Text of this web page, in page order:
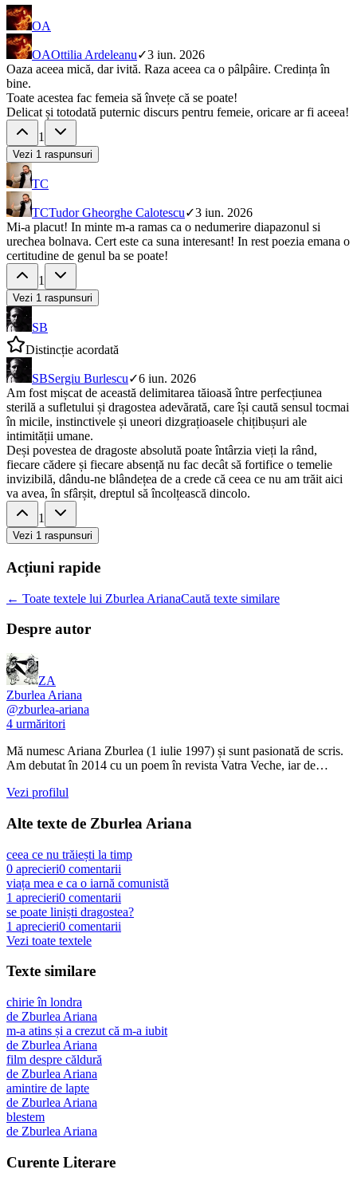
OA
OAOttilia Ardeleanu✓3 iun. 2026
Oaza aceea mică, dar ivită. Raza aceea ca o pâlpâire. Credința în
bine.
Toate acestea fac femeia să învețe că se poate!
Delicat și totodată puternic discurs pentru femeie, oricare ar fi aceea!
1
Vezi 1 raspunsuri
TC
TCTudor Gheorghe Calotescu✓3 iun. 2026
Mi-a placut! In minte m-a ramas ca o nedumerire diapazonul si
urechea bolnava. Cert este ca suna interesant! In rest poezia emana o
certitudine de genul ba se poate!
1
Vezi 1 raspunsuri
SB
Distincție acordată
SBSergiu Burlescu✓6 iun. 2026
Am fost mișcat de această delimitarea tăioasă între perfecțiunea
sterilă a sufletului și dragostea adevărată, care își caută sensul tocmai
în micile, instinctivele și uneori dizgrațioasele chițibușuri ale
intimității umane.
Deși povestea de dragoste absolută poate întârzia vieți la rând,
fiecare cădere și fiecare absență nu fac decât să fortifice o temelie
invizibilă, dându-ne blândețea de a crede că ceea ce nu am trăit aici
va avea, în sfârșit, dreptul să încolțească dincolo.
1
Vezi 1 raspunsuri
Acțiuni rapide
← Toate textele lui Zburlea ArianaCaută texte similare
Despre autor
ZA
Zburlea Ariana
@zburlea-ariana
4 urmăritori
Mă numesc Ariana Zburlea (1 iulie 1997) și sunt pasionată de scris.
Am debutat în 2014 cu un poem în revista Vatra Veche, iar de…
Vezi profilul
Alte texte de Zburlea Ariana
ceea ce nu trăiești la timp
0 aprecieri0 comentarii
viața mea e ca o iarnă comunistă
1 aprecieri0 comentarii
se poate liniști dragostea?
1 aprecieri0 comentarii
Vezi toate textele
Texte similare
chirie în londra
de Zburlea Ariana
m-a atins și a crezut că m-a iubit
de Zburlea Ariana
film despre căldură
de Zburlea Ariana
amintire de lapte
de Zburlea Ariana
blestem
de Zburlea Ariana
Curente Literare